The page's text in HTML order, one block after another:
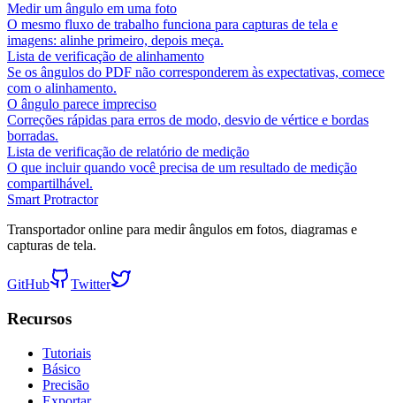
Medir um ângulo em uma foto
O mesmo fluxo de trabalho funciona para capturas de tela e
imagens: alinhe primeiro, depois meça.
Lista de verificação de alinhamento
Se os ângulos do PDF não corresponderem às expectativas, comece
com o alinhamento.
O ângulo parece impreciso
Correções rápidas para erros de modo, desvio de vértice e bordas
borradas.
Lista de verificação de relatório de medição
O que incluir quando você precisa de um resultado de medição
compartilhável.
Smart Protractor
Transportador online para medir ângulos em fotos, diagramas e
capturas de tela.
GitHub Twitter
Recursos
Tutoriais
Básico
Precisão